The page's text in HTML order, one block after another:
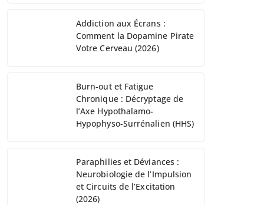
Addiction aux Écrans :
Comment la Dopamine Pirate
Votre Cerveau (2026)
Burn-out et Fatigue
Chronique : Décryptage de
l’Axe Hypothalamo-
Hypophyso-Surrénalien (HHS)
Paraphilies et Déviances :
Neurobiologie de l’Impulsion
et Circuits de l’Excitation
(2026)